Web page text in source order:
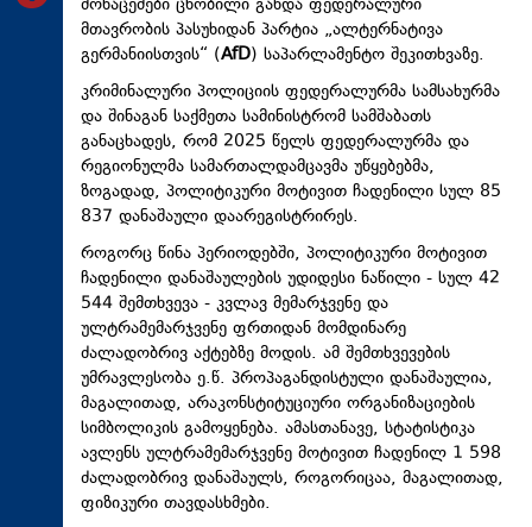
მონაცემები ცნობილი გახდა ფედერალური
მთავრობის პასუხიდან პარტია „ალტერნატივა
გერმანიისთვის“ (AfD) საპარლამენტო შეკითხვაზე.
კრიმინალური პოლიციის ფედერალურმა სამსახურმა
და შინაგან საქმეთა სამინისტრომ სამშაბათს
განაცხადეს, რომ 2025 წელს ფედერალურმა და
რეგიონულმა სამართალდამცავმა უწყებებმა,
ზოგადად, პოლიტიკური მოტივით ჩადენილი სულ 85
837 დანაშაული დაარეგისტრირეს.
როგორც წინა პერიოდებში, პოლიტიკური მოტივით
ჩადენილი დანაშაულების უდიდესი ნაწილი - სულ 42
544 შემთხვევა - კვლავ მემარჯვენე და
ულტრამემარჯვენე ფრთიდან მომდინარე
ძალადობრივ აქტებზე მოდის. ამ შემთხვევების
უმრავლესობა ე.წ. პროპაგანდისტული დანაშაულია,
მაგალითად, არაკონსტიტუციური ორგანიზაციების
სიმბოლიკის გამოყენება. ამასთანავე, სტატისტიკა
ავლენს ულტრამემარჯვენე მოტივით ჩადენილ 1 598
ძალადობრივ დანაშაულს, როგორიცაა, მაგალითად,
ფიზიკური თავდასხმები.